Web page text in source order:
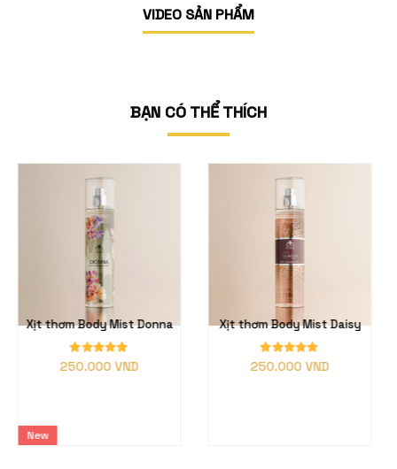
VIDEO SẢN PHẨM
BẠN CÓ THỂ THÍCH
Mist Donna Xịt thơm Body Mist Daisy
Xịt thơm Body